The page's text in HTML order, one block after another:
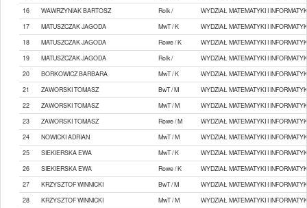
16
WAWRZYNIAK BARTOSZ Rolk /
WYDZIAŁ MATEMATYKI I
17
MATUSZCZAK JAGODA MwT / K
WYDZIAŁ MATEMATYKI I
18
MATUSZCZAK JAGODA Rowe / K
WYDZIAŁ MATEMATYKI I
19
MATUSZCZAK JAGODA Rolk /
WYDZIAŁ MATEMATYKI I
20
BORKOWICZ BARBARA MwT / K
WYDZIAŁ MATEMATYKI I
21
ZAWORSKI TOMASZ BwT / M
WYDZIAŁ MATEMATYKI I
22
ZAWORSKI TOMASZ MwT / M
WYDZIAŁ MATEMATYKI I
23
ZAWORSKI TOMASZ Rowe / M
WYDZIAŁ MATEMATYKI I
24
NOWICKI ADRIAN MwT / M
WYDZIAŁ MATEMATYKI I
25
SIEKIERSKA EWA MwT / K
WYDZIAŁ MATEMATYKI I
26
SIEKIERSKA EWA Rowe / K
WYDZIAŁ MATEMATYKI I
27
KRZYSZTOF WINNICKI BwT / M
WYDZIAŁ MATEMATYKI I
28
KRZYSZTOF WINNICKI MwT / M
WYDZIAŁ MATEMATYKI I